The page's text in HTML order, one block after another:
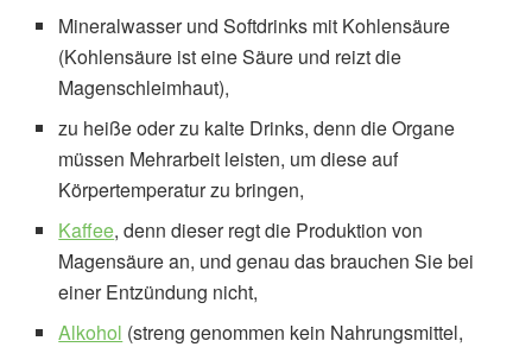
Mineralwasser und Softdrinks mit Kohlensäure
(Kohlensäure ist eine Säure und reizt die
Magenschleimhaut),
zu heiße oder zu kalte Drinks, denn die Organe
müssen Mehrarbeit leisten, um diese auf
Körpertemperatur zu bringen,
Kaffee, denn dieser regt die Produktion von
Magensäure an, und genau das brauchen Sie bei
einer Entzündung nicht,
Alkohol (streng genommen kein Nahrungsmittel,